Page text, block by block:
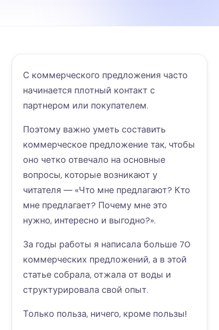
С коммерческого предложения часто
начинается плотный контакт с
партнером или покупателем.
Поэтому важно уметь составить
коммерческое предложение так, чтобы
оно четко отвечало на основные
вопросы, которые возникают у
читателя ― «Что мне предлагают? Кто
мне предлагает? Почему мне это
нужно, интересно и выгодно?».
За годы работы я написала больше 70
коммерческих предложений, а в этой
статье собрала, отжала от воды и
структурировала свой опыт.
Только польза, ничего, кроме пользы!